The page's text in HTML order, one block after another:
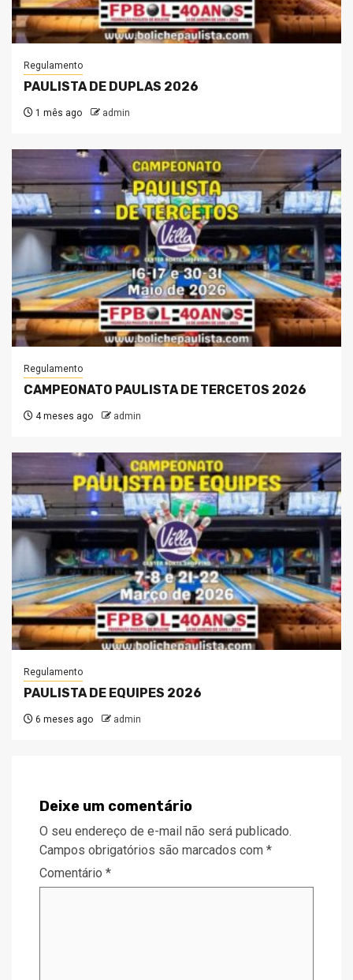
Regulamento
PAULISTA DE DUPLAS 2026
1 mês ago admin
Regulamento
CAMPEONATO PAULISTA DE TERCETOS 2026
4 meses ago admin
Regulamento
PAULISTA DE EQUIPES 2026
6 meses ago admin
Deixe um comentário
O seu endereço de e-mail não será publicado.
Campos obrigatórios são marcados com *
Comentário *